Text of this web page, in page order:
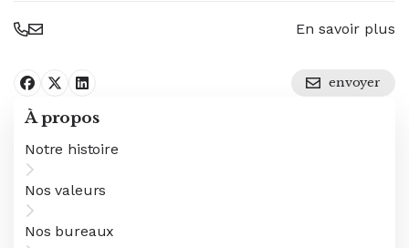
En savoir plus
Partager sur facebook
Partager sur X
Publier sur Linkedin envoyer
À propos
Notre histoire
Nos valeurs
Nos bureaux